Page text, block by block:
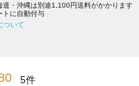
・沖縄は別途1,100円送料がかかります
に自動付与
ついて
5